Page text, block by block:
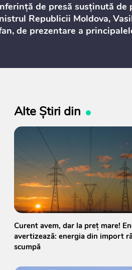
de presă susținută de
Republicii Moldova,
de prezentare a
publice
Alte Știri din
Curent avem, dar la preț mare!
avertizează: energia din import
scumpă